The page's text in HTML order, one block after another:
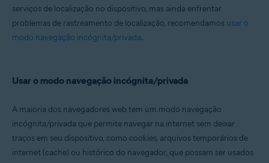
serviços de localização no dispositivo, mas ainda enfrentar
problemas de rastreamento de localização, recomendamos usar o
modo navegação incógnita/privada.
Usar o modo navegação incógnita/privada
A maioria dos navegadores web tem um modo navegação
incógnita/privada que permite navegar na internet sem deixar
traços em seu dispositivo, como cookies, arquivos temporários de
internet (cache) ou histórico do navegador, que possam ser usados